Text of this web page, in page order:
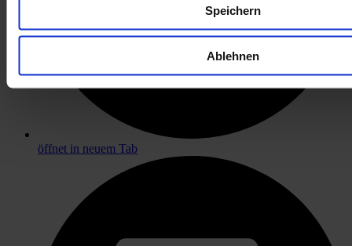
Speichern
Ablehnen
öffnet in neuem Tab